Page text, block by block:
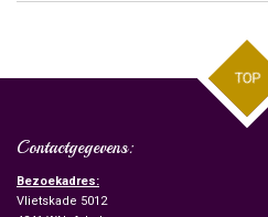
TOP
Contactgegevens:
Bezoekadres:
Vlietskade 5012